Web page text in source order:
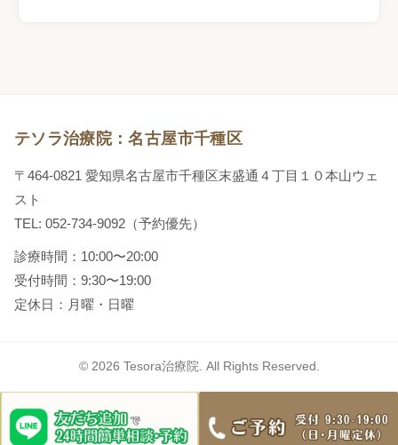
テソラ治療院：名古屋市千種区
〒464-0821 愛知県名古屋市千種区末盛通４丁目１０本山ウェ
スト
TEL: 052-734-9092（予約優先）
診療時間：10:00〜20:00
受付時間：9:30〜19:00
定休日：月曜・日曜
© 2026 Tesora治療院. All Rights Reserved.